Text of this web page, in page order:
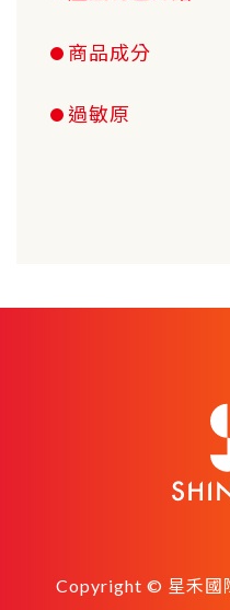
商品成分
過敏原
Copyright © 星禾國